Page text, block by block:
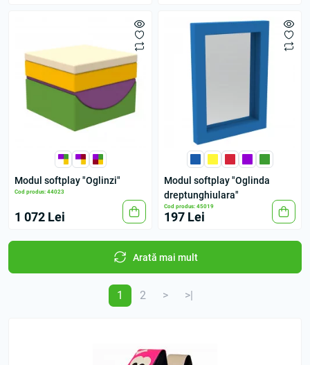
Modul softplay "Oglinzi"
Cod produs: 44023
1 072 Lei
Modul softplay "Oglinda
dreptunghiulara"
Cod produs: 45019
197 Lei
Arată mai mult
1 2 > >|